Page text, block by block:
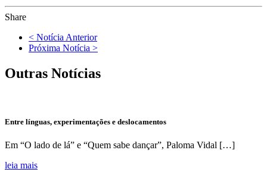
Share
< Notícia Anterior
Próxima Notícia >
Outras Notícias
Entre línguas, experimentações e deslocamentos
Em “O lado de lá” e “Quem sabe dançar”, Paloma Vidal […]
leia mais